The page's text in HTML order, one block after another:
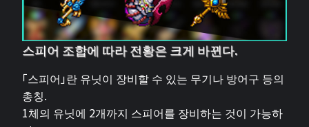
스피어 조합에 따라 전황은 크게 바뀐다.
「스피어」란 유닛이 장비할 수 있는 무기나 방어구 등의
총칭.
1체의 유닛에 2개까지 스피어를 장비하는 것이 가능하